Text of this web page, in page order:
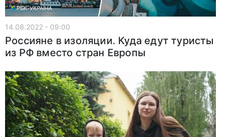
14.08.2022 - 09:00
Россияне в изоляции. Куда едут туристы
из РФ вместо стран Европы